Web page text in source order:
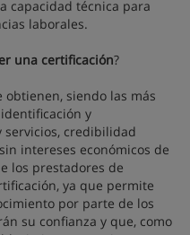
capacidad técnica para
laborales.
una certificación?
obtienen, siendo las más
y
credibilidad
intereses económicos de
los prestadores de
ya que permite
por parte de los
su confianza y que, como